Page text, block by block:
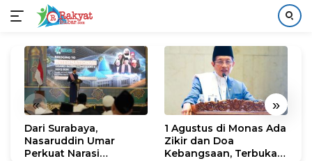
konten
« »
Dari Surabaya,
Nasaruddin Umar
Perkuat Narasi
1 Agustus di Monas Ada
Zikir dan Doa
Kebangsaan, Terbuka